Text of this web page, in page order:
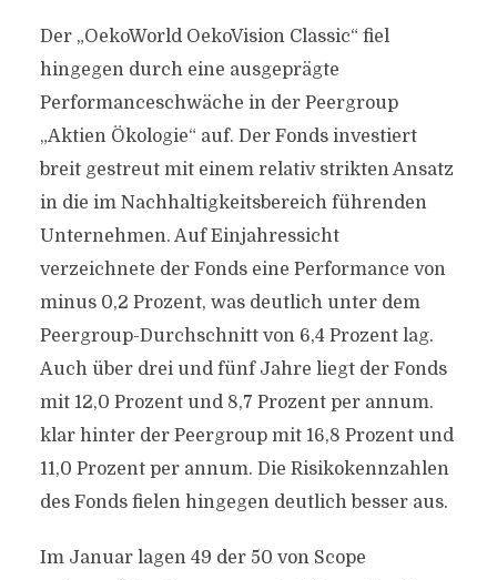
Der „OekoWorld OekoVision Classic“ fiel
hingegen durch eine ausgeprägte
Performanceschwäche in der Peergroup
„Aktien Ökologie“ auf. Der Fonds investiert
breit gestreut mit einem relativ strikten Ansatz
in die im Nachhaltigkeitsbereich führenden
Unternehmen. Auf Einjahressicht
verzeichnete der Fonds eine Performance von
minus 0,2 Prozent, was deutlich unter dem
Peergroup-Durchschnitt von 6,4 Prozent lag.
Auch über drei und fünf Jahre liegt der Fonds
mit 12,0 Prozent und 8,7 Prozent per annum.
klar hinter der Peergroup mit 16,8 Prozent und
11,0 Prozent per annum. Die Risikokennzahlen
des Fonds fielen hingegen deutlich besser aus.
Im Januar lagen 49 der 50 von Scope